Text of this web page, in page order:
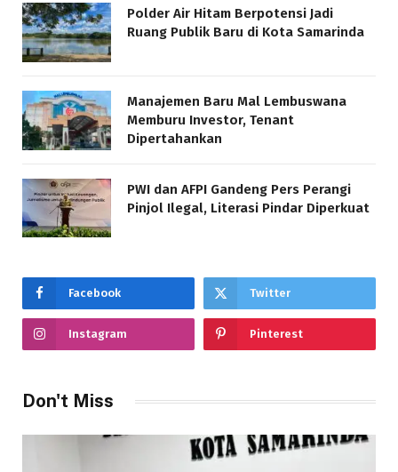
Polder Air Hitam Berpotensi Jadi
Ruang Publik Baru di Kota Samarinda
Manajemen Baru Mal Lembuswana
Memburu Investor, Tenant
Dipertahankan
PWI dan AFPI Gandeng Pers Perangi
Pinjol Ilegal, Literasi Pindar Diperkuat
Facebook Twitter
Instagram Pinterest
Don't Miss